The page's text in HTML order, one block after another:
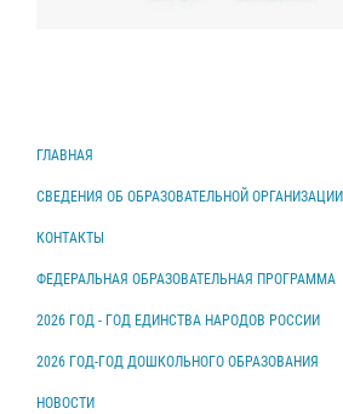
ГЛАВНАЯ
СВЕДЕНИЯ ОБ ОБРАЗОВАТЕЛЬНОЙ ОРГАНИЗАЦИИ
КОНТАКТЫ
ФЕДЕРАЛЬНАЯ ОБРАЗОВАТЕЛЬНАЯ ПРОГРАММА
2026 ГОД - ГОД ЕДИНСТВА НАРОДОВ РОССИИ
2026 ГОД-ГОД ДОШКОЛЬНОГО ОБРАЗОВАНИЯ
НОВОСТИ